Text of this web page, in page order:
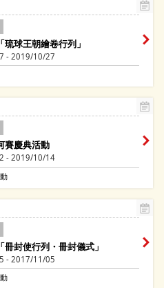
琉球王朝繪卷行列」
- 2019/10/27
賽慶典活動
- 2019/10/14
冊封使行列・冊封儀式」
- 2017/11/05